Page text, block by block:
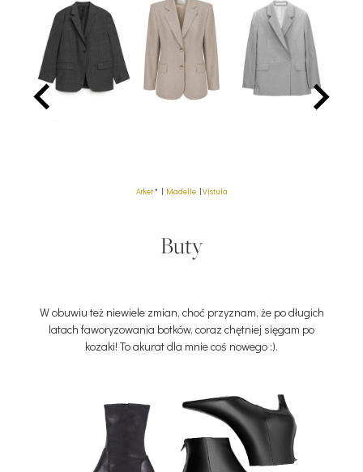
Arket* | Madelle|Vistula
Buty
W obuwiu też niewiele zmian, choć przyznam, że po długich
latach faworyzowania botków, coraz chętniej sięgam po
kozaki! To akurat dla mnie coś nowego :).